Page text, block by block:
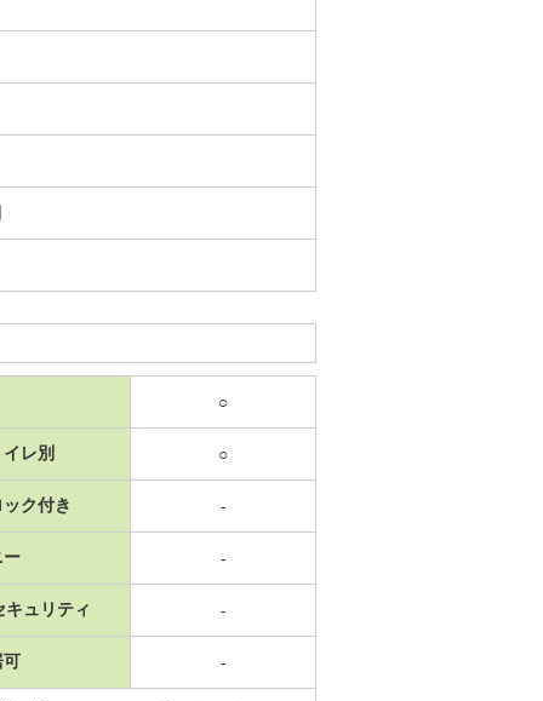
○
レ別 ○
ク付き -
ー -
キュリティ -
可 -